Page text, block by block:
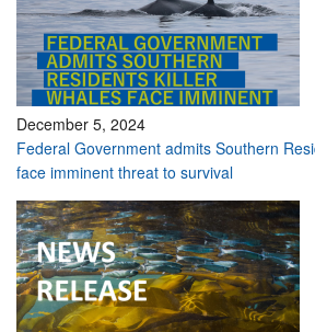
December 5, 2024
Federal Government admits Southern
face imminent threat to survival